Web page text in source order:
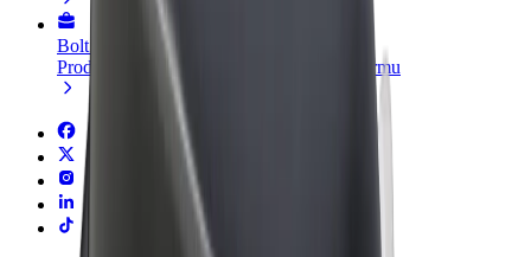
Bolt for Business
Produkty a služby Boltu přesně pro vaši firmu